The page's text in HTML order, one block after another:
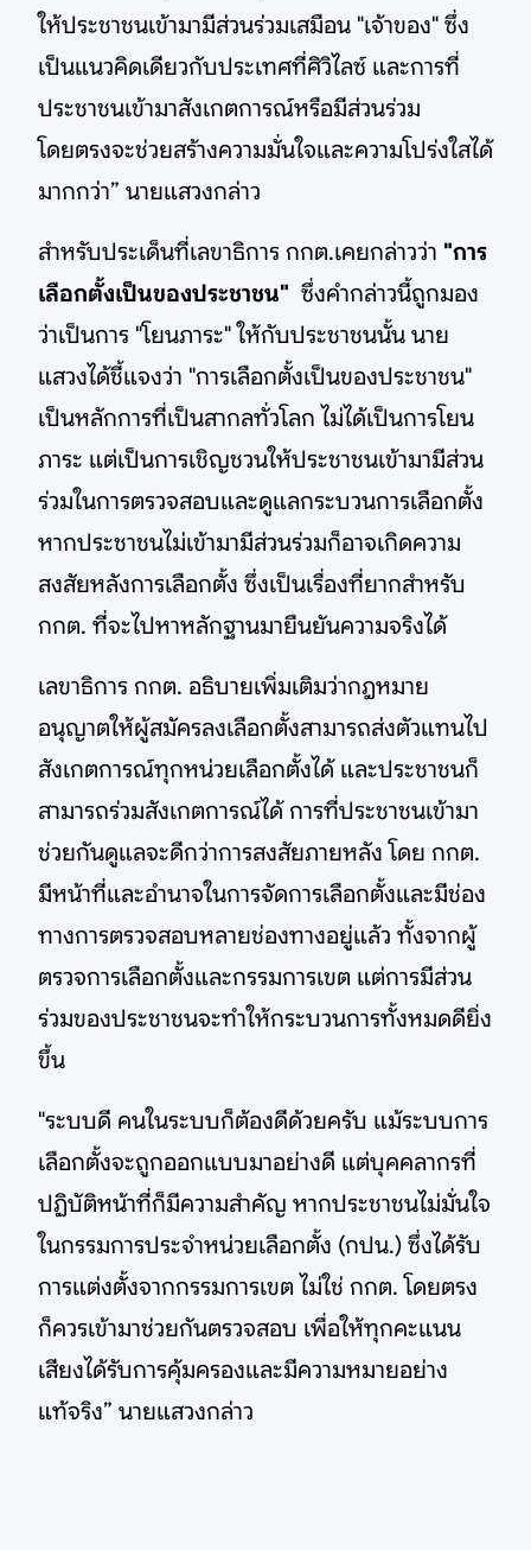
ให้ประชาชนเข้ามามีส่วนร่วมเสมือน "เจ้าของ" ซึ่ง
เป็นแนวคิดเดียวกับประเทศที่ศิวิไลซ์ และการที่
ประชาชนเข้ามาสังเกตการณ์หรือมีส่วนร่วม
โดยตรงจะช่วยสร้างความมั่นใจและความโปร่งใสได้
มากกว่า” นายแสวงกล่าว
สำหรับประเด็นที่เลขาธิการ กกต.เคยกล่าวว่า "การ
เลือกตั้งเป็นของประชาชน" ซึ่งคำกล่าวนี้ถูกมอง
ว่าเป็นการ "โยนภาระ" ให้กับประชาชนนั้น นาย
แสวงได้ชี้แจงว่า "การเลือกตั้งเป็นของประชาชน"
เป็นหลักการที่เป็นสากลทั่วโลก ไม่ได้เป็นการโยน
ภาระ แต่เป็นการเชิญชวนให้ประชาชนเข้ามามีส่วน
ร่วมในการตรวจสอบและดูแลกระบวนการเลือกตั้ง
หากประชาชนไม่เข้ามามีส่วนร่วมก็อาจเกิดความ
สงสัยหลังการเลือกตั้ง ซึ่งเป็นเรื่องที่ยากสำหรับ
กกต. ที่จะไปหาหลักฐานมายืนยันความจริงได้
เลขาธิการ กกต. อธิบายเพิ่มเติมว่ากฎหมาย
อนุญาตให้ผู้สมัครลงเลือกตั้งสามารถส่งตัวแทนไป
สังเกตการณ์ทุกหน่วยเลือกตั้งได้ และประชาชนก็
สามารถร่วมสังเกตการณ์ได้ การที่ประชาชนเข้ามา
ช่วยกันดูแลจะดีกว่าการสงสัยภายหลัง โดย กกต.
มีหน้าที่และอำนาจในการจัดการเลือกตั้งและมีช่อง
ทางการตรวจสอบหลายช่องทางอยู่แล้ว ทั้งจากผู้
ตรวจการเลือกตั้งและกรรมการเขต แต่การมีส่วน
ร่วมของประชาชนจะทำให้กระบวนการทั้งหมดดียิ่ง
ขึ้น
"ระบบดี คนในระบบก็ต้องดีด้วยครับ แม้ระบบการ
เลือกตั้งจะถูกออกแบบมาอย่างดี แต่บุคคลากรที่
ปฏิบัติหน้าที่ก็มีความสำคัญ หากประชาชนไม่มั่นใจ
ในกรรมการประจำหน่วยเลือกตั้ง (กปน.) ซึ่งได้รับ
การแต่งตั้งจากกรรมการเขต ไม่ใช่ กกต. โดยตรง
ก็ควรเข้ามาช่วยกันตรวจสอบ เพื่อให้ทุกคะแนน
เสียงได้รับการคุ้มครองและมีความหมายอย่าง
แท้จริง” นายแสวงกล่าว